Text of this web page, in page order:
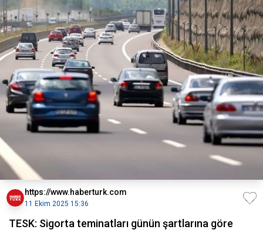
https://www.haberturk.com
11 Ekim 2025 15:36
TESK: Sigorta teminatları günün şartlarına göre